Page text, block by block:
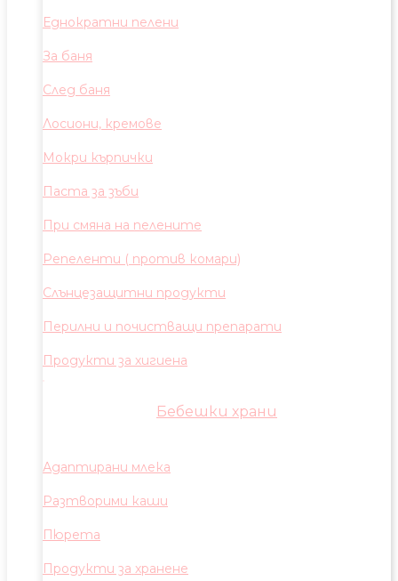
Еднократни пелени
За баня
След баня
Лосиони, кремове
Мокри кърпички
Паста за зъби
При смяна на пелените
Репеленти ( против комари)
Слънцезащитни продукти
Перилни и почистващи препарати
Продукти за хигиена
Бебешки храни
Адаптирани млека
Разтворими каши
Пюрета
Продукти за хранене